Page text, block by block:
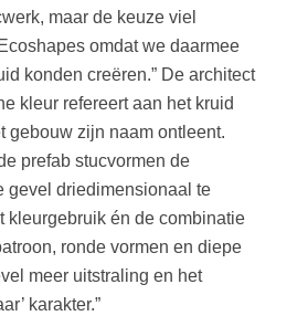
maar de keuze viel
omdat we daarmee
konden creëren.” De architect
kleur refereert aan het kruid
gebouw zijn naam ontleent.
prefab stucvormen de
gevel driedimensionaal te
kleurgebruik én de combinatie
ronde vormen en diepe
meer uitstraling en het
karakter.”